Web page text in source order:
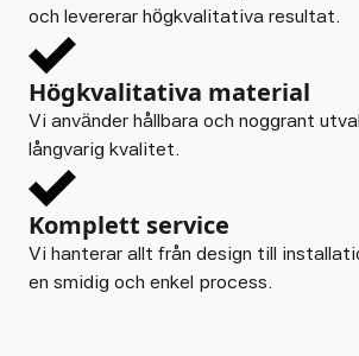
och levererar högkvalitativa resultat.
Högkvalitativa material
Vi använder hållbara och noggrant
långvarig kvalitet.
Komplett service
Vi hanterar allt från design till
en smidig och enkel process.